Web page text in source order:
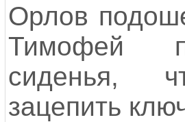
Орлов
Тимофей
сиденья,
зацепить